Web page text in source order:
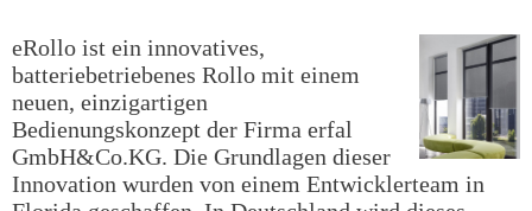
eRollo ist ein innovatives,
batteriebetriebenes Rollo mit einem
neuen, einzigartigen
Bedienungskonzept der Firma erfal
GmbH&Co.KG. Die Grundlagen dieser
Innovation wurden von einem Entwicklerteam in